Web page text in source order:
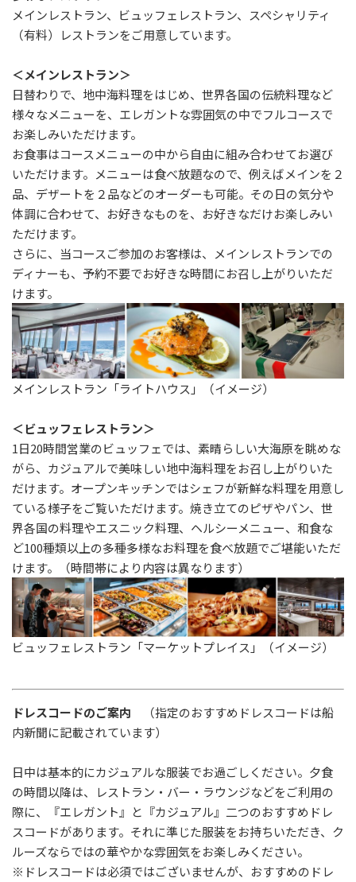
メインレストラン、ビュッフェレストラン、スペシャリティ
（有料）レストランをご用意しています。
＜メインレストラン＞
日替わりで、地中海料理をはじめ、世界各国の伝統料理など
様々なメニューを、エレガントな雰囲気の中でフルコースで
お楽しみいただけます。
お食事はコースメニューの中から自由に組み合わせてお選び
いただけます。メニューは食べ放題なので、例えばメインを２
品、デザートを２品などのオーダーも可能。その日の気分や
体調に合わせて、お好きなものを、お好きなだけお楽しみい
ただけます。
さらに、当コースご参加のお客様は、メインレストランでの
ディナーも、予約不要でお好きな時間にお召し上がりいただ
けます。
メインレストラン「ライトハウス」（イメージ）
＜ビュッフェレストラン＞
1日20時間営業のビュッフェでは、素晴らしい大海原を眺めな
がら、カジュアルで美味しい地中海料理をお召し上がりいた
だけます。オープンキッチンではシェフが新鮮な料理を用意し
ている様子をご覧いただけます。焼き立てのピザやパン、世
界各国の料理やエスニック料理、ヘルシーメニュー、和食な
ど100種類以上の多種多様なお料理を食べ放題でご堪能いただ
けます。（時間帯により内容は異なります）
ビュッフェレストラン「マーケットプレイス」（イメージ）
ドレスコードのご案内
（指定のおすすめドレスコードは船
内新聞に記載されています）
日中は基本的にカジュアルな服装でお過ごしください。夕食
の時間以降は、レストラン・バー・ラウンジなどをご利用の
際に、『エレガント』と『カジュアル』二つのおすすめドレ
スコードがあります。それに準じた服装をお持ちいただき、ク
ルーズならではの華やかな雰囲気をお楽しみください。
※ドレスコードは必須ではございませんが、おすすめのドレ